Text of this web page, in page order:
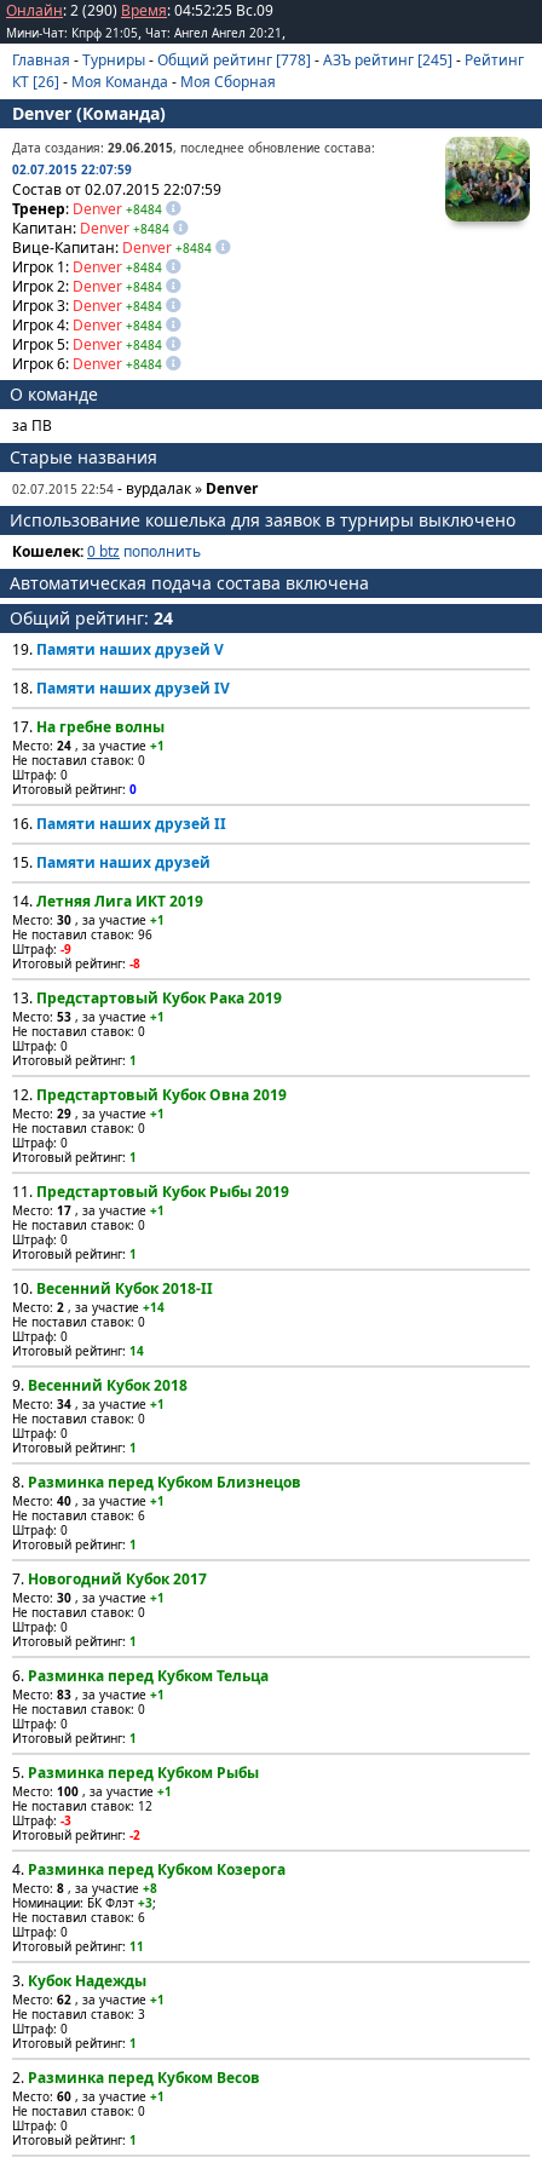
Онлайн: 2 (290) Время:04:52:25 Вс.09
Мини-Чат: Кпрф 21:05, Чат: Ангел Ангел 20:21 ,
Главная -Турниры-Общий рейтинг [778] -АЗЪ рейтинг [245] - Рейтинг
КТ [26] - Моя Команда - Моя Сборная
Denver (Команда)
Дата создания: 29.06.2015, последнее обновление состава:
02.07.2015 22:07:59
Состав от 02.07.2015 22:07:59
Тренер: Denver +8484
Капитан: Denver +8484
Вице-Капитан: Denver +8484
Игрок 1: Denver +8484
Игрок 2: Denver +8484
Игрок 3: Denver +8484
Игрок 4: Denver +8484
Игрок 5: Denver +8484
Игрок 6: Denver +8484
О команде
за ПВ
Старые названия
02.07.2015 22:54 - вурдалак » Denver
Использование кошелька для заявок в турниры выключено
Кошелек:0 btz пополнить
Автоматическая подача состава включена
Общий рейтинг: 24
19. Памяти наших друзей V
18. Памяти наших друзей IV
17. На гребне волны
Место: 24 , за участие +1
Не поставил ставок: 0
Штраф: 0
Итоговый рейтинг: 0
16. Памяти наших друзей II
15. Памяти наших друзей
14.Летняя Лига ИКТ 2019
Место: 30 , за участие +1
Не поставил ставок: 96
Штраф: -9
Итоговый рейтинг: -8
13. Предстартовый Кубок Рака 2019
Место: 53 , за участие +1
Не поставил ставок: 0
Штраф: 0
Итоговый рейтинг: 1
12. Предстартовый Кубок Овна 2019
Место: 29 , за участие +1
Не поставил ставок: 0
Штраф: 0
Итоговый рейтинг: 1
11. Предстартовый Кубок Рыбы 2019
Место: 17 , за участие +1
Не поставил ставок: 0
Штраф: 0
Итоговый рейтинг: 1
10. Весенний Кубок 2018-II
Место: 2 , за участие +14
Не поставил ставок: 0
Штраф: 0
Итоговый рейтинг: 14
9. Весенний Кубок 2018
Место: 34 , за участие +1
Не поставил ставок: 0
Штраф: 0
Итоговый рейтинг: 1
8. Разминка перед Кубком Близнецов
Место: 40 , за участие +1
Не поставил ставок: 6
Штраф: 0
Итоговый рейтинг: 1
7. Новогодний Кубок 2017
Место: 30 , за участие +1
Не поставил ставок: 0
Штраф: 0
Итоговый рейтинг: 1
6. Разминка перед Кубком Тельца
Место: 83 , за участие +1
Не поставил ставок: 0
Штраф: 0
Итоговый рейтинг: 1
5. Разминка перед Кубком Рыбы
Место: 100 , за участие +1
Не поставил ставок: 12
Штраф: -3
Итоговый рейтинг: -2
4. Разминка перед Кубком Козерога
Место: 8 , за участие +8
Номинации: БК Флэт +3;
Не поставил ставок: 6
Штраф: 0
Итоговый рейтинг: 11
3. Кубок Надежды
Место: 62 , за участие +1
Не поставил ставок: 3
Штраф: 0
Итоговый рейтинг: 1
2. Разминка перед Кубком Весов
Место: 60 , за участие +1
Не поставил ставок: 0
Штраф: 0
Итоговый рейтинг: 1